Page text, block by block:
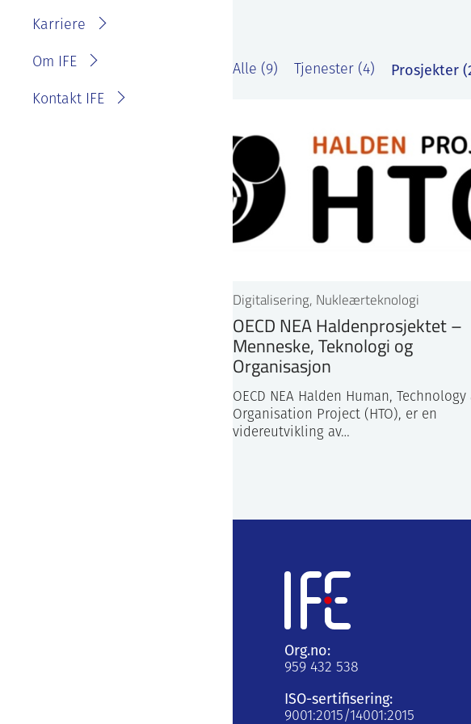
Karriere
Om IFE
Personvernerklæring for
Kontakt IFE
Fakturainformasjon
Varsling eller melde
Alle (9) Tjenester (4) Prosjekter
Digitalisering, Nukleærteknologi
OECD NEA Haldenprosjektet –
Menneske, Teknologi og
Organisasjon
OECD NEA Halden Human, Technology
Organisation Project (HTO), er en
videreutvikling av…
Org.no:
959 432 538
ISO-sertifisering:
9001:2015/14001:2015